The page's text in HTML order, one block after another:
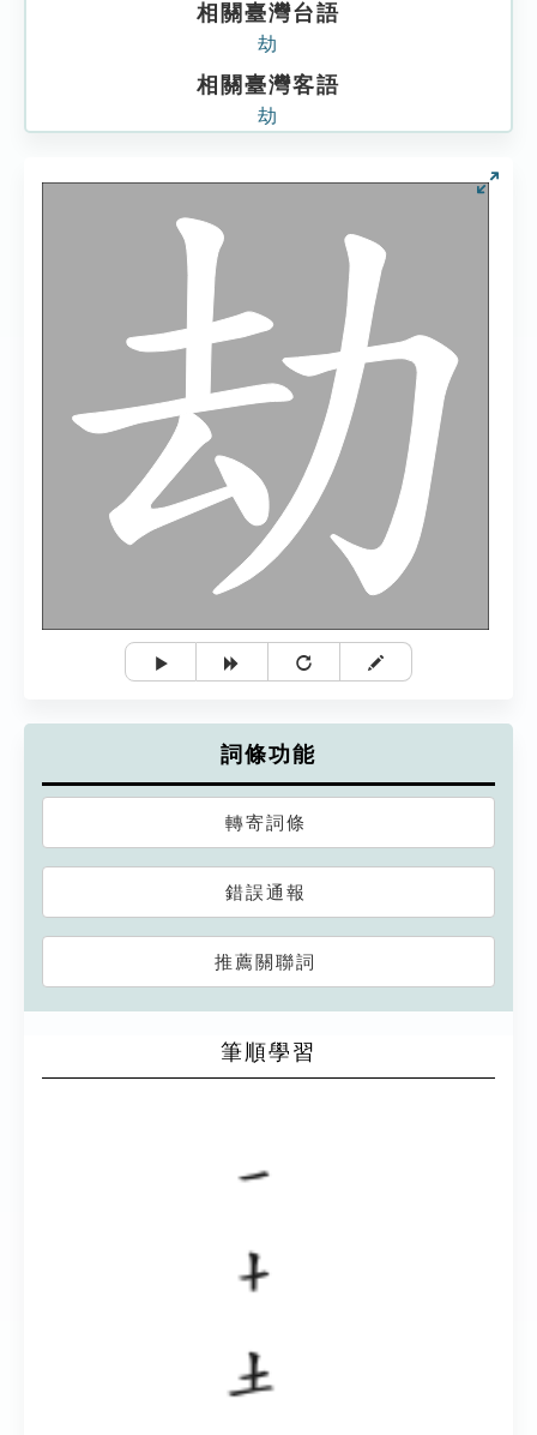
相關臺灣台語
劫
相關臺灣客語
劫
詞條功能
轉寄詞條
錯誤通報
推薦關聯詞
筆順學習